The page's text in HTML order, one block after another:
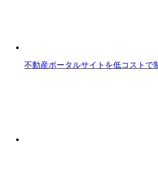
不動産ポータルサイトを低コストで